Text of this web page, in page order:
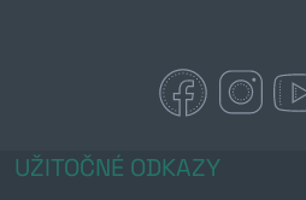
UŽITOČNÉ ODKAZY